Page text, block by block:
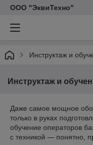
ООО "ЭквиТехно"
Инструктаж и
Инструктаж и
Даже самое мощное
только в руках
обучение операторов
с техникой — понятно,